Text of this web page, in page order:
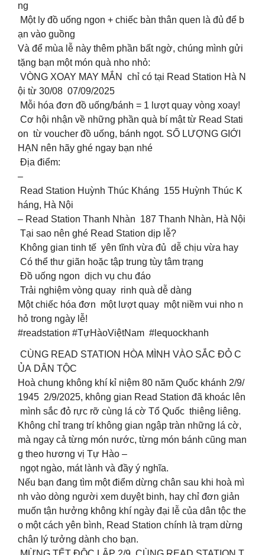
ng
Một ly đồ uống ngon + chiếc bàn thân quen là đủ để b
ạn vào guồng
Và để mùa lễ này thêm phần bất ngờ, chúng mình gửi
tặng bạn một món quà nho nhỏ:
VÒNG XOAY MAY MẮN chỉ có tại Read Station Hà N
ội từ 30/08 07/09/2025
Mỗi hóa đơn đồ uống/bánh = 1 lượt quay vòng xoay!
Cơ hội nhận về những phần quà bí mật từ Read Stati
on từ voucher đồ uống, bánh ngọt. SỐ LƯỢNG GIỚI
HẠN nên hãy ghé ngay bạn nhé
Địa điểm:
–
Read Station Huỳnh Thúc Kháng 155 Huỳnh Thúc K
háng, Hà Nội
– Read Station Thanh Nhàn 187 Thanh Nhàn, Hà Nội
Tại sao nên ghé Read Station dịp lễ?
Không gian tinh tế yên tĩnh vừa đủ dễ chịu vừa hay
Có thể thư giãn hoặc tập trung tùy tâm trạng
Đồ uống ngon dịch vụ chu đáo
Trải nghiệm vòng quay rinh quà dễ dàng
Một chiếc hóa đơn một lượt quay một niềm vui nho n
hỏ trong ngày lễ!
#readstation #TựHàoViệtNam #lequockhanh
CÙNG READ STATION HÒA MÌNH VÀO SẮC ĐỎ C
ỦA DÂN TỘC
Hoà chung không khí kỉ niệm 80 năm Quốc khánh 2/9/
1945 2/9/2025, không gian Read Station đã khoác lên
mình sắc đỏ rực rỡ cùng lá cờ Tổ Quốc thiêng liêng.
Không chỉ trang trí không gian ngập tràn những lá cờ,
mà ngay cả từng món nước, từng món bánh cũng man
g theo hương vị Tự Hào –
ngọt ngào, mát lành và đầy ý nghĩa.
Nếu bạn đang tìm một điểm dừng chân sau khi hoà mì
nh vào dòng người xem duyệt binh, hay chỉ đơn giản
muốn tận hưởng không khí ngày đại lễ của dân tộc the
o một cách yên bình, Read Station chính là trạm dừng
chân lý tưởng dành cho bạn.